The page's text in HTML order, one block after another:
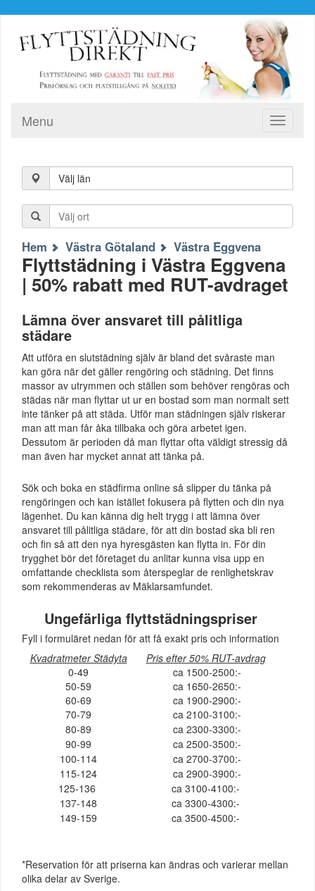
Toggle
Menu
Välj län
Hem Västra Götaland Västra Eggvena
Flyttstädning i Västra Eggvena
| 50% rabatt med RUT-avdraget
Lämna över ansvaret till pålitliga
städare
Att utföra en slutstädning själv är bland det svåraste man
kan göra när det gäller rengöring och städning. Det finns
massor av utrymmen och ställen som behöver rengöras och
städas när man flyttar ut ur en bostad som man normalt sett
inte tänker på att städa. Utför man städningen själv riskerar
man att man får åka tillbaka och göra arbetet igen.
Dessutom är perioden då man flyttar ofta väldigt stressig då
man även har mycket annat att tänka på.
Sök och boka en städfirma online så slipper du tänka på
rengöringen och kan istället fokusera på flytten och din nya
lägenhet. Du kan känna dig helt trygg i att lämna över
ansvaret till pålitliga städare, för att din bostad ska bli ren
och fin så att den nya hyresgästen kan flytta in. För din
trygghet bör det företaget du anlitar kunna visa upp en
omfattande checklista som återspeglar de renlighetskrav
som rekommenderas av Mäklarsamfundet.
Ungefärliga flyttstädningspriser
Fyll i formuläret nedan för att få exakt pris och information
Kvadratmeter Städyta
Pris efter 50% RUT-avdrag
0-49
ca 1500-2500:-
50-59
ca 1650-2650:-
60-69
ca 1900-2900:-
70-79
ca 2100-3100:-
80-89
ca 2300-3300:-
90-99
ca 2500-3500:-
100-114
ca 2700-3700:-
115-124
ca 2900-3900:-
125-136
ca 3100-4100:-
137-148
ca 3300-4300:-
149-159
ca 3500-4500:-
*Reservation för att priserna kan ändras och varierar mellan
olika delar av Sverige.